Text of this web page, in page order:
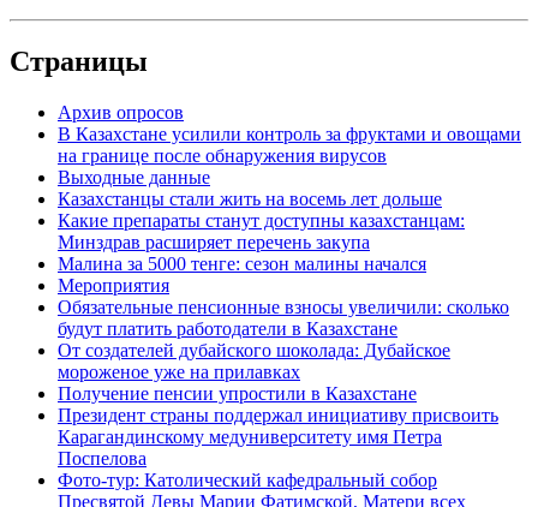
Страницы
Архив опросов
В Казахстане усилили контроль за фруктами и овощами
на границе после обнаружения вирусов
Выходные данные
Казахстанцы стали жить на восемь лет дольше
Какие препараты станут доступны казахстанцам:
Минздрав расширяет перечень закупа
Малина за 5000 тенге: сезон малины начался
Мероприятия
Обязательные пенсионные взносы увеличили: сколько
будут платить работодатели в Казахстане
От создателей дубайского шоколада: Дубайское
мороженое уже на прилавках
Получение пенсии упростили в Казахстане
Президент страны поддержал инициативу присвоить
Карагандинскому медуниверситету имя Петра
Поспелова
Фото-тур: Католический кафедральный собор
Пресвятой Девы Марии Фатимской, Матери всех